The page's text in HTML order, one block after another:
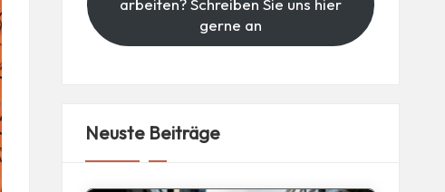
gerne an
Neuste Beiträge